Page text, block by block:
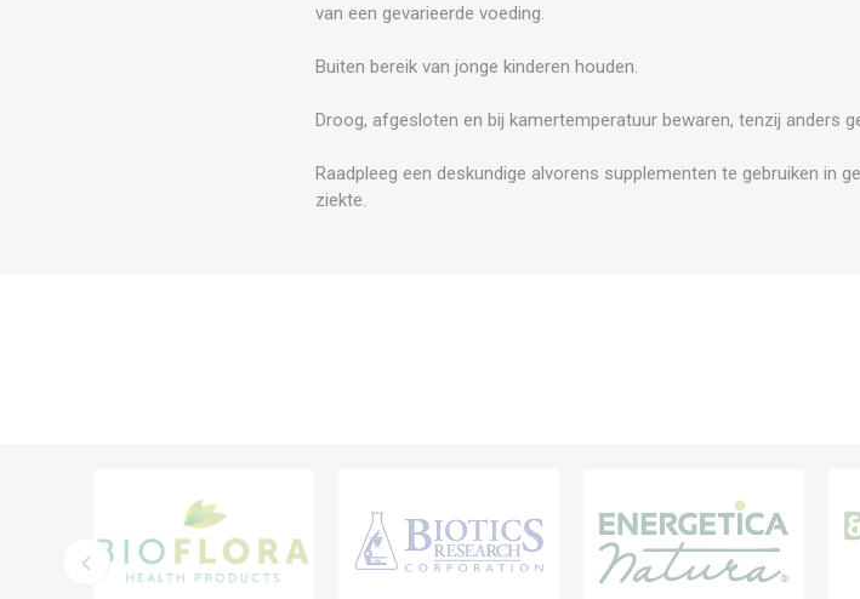
van een gevarieerde voeding.
Buiten bereik van jonge kinderen houden.
Droog, afgesloten en bij kamertemperatuur bewaren, tenzij anders
Raadpleeg een deskundige alvorens supplementen te gebruiken in
ziekte.